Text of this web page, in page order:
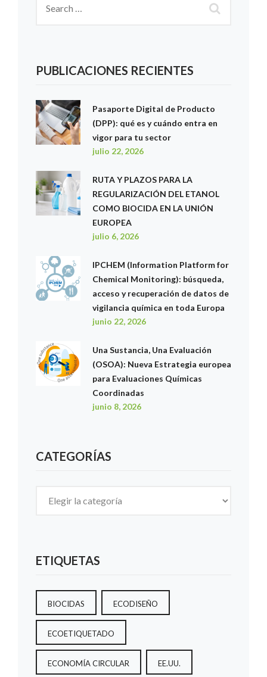
PUBLICACIONES RECIENTES
Pasaporte Digital de Producto
(DPP): qué es y cuándo entra en
vigor para tu sector
julio 22, 2026
RUTA Y PLAZOS PARA LA
REGULARIZACIÓN DEL ETANOL
COMO BIOCIDA EN LA UNIÓN
EUROPEA
julio 6, 2026
IPCHEM (Information Platform for
Chemical Monitoring): búsqueda,
acceso y recuperación de datos de
vigilancia química en toda Europa
junio 22, 2026
Una Sustancia, Una Evaluación
(OSOA): Nueva Estrategia europea
para Evaluaciones Químicas
Coordinadas
junio 8, 2026
CATEGORÍAS
ETIQUETAS
BIOCIDAS ECODISEÑO
ECOETIQUETADO
ECONOMÍA CIRCULAR EE.UU.